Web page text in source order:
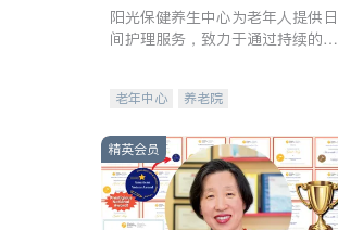
阳光保健养生中心为老年人提供日
间护理服务，致力于通过持续的护
老年中心 养老院
精英会员